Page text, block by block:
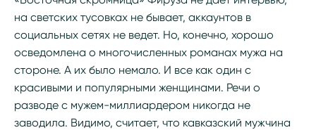
на светских тусовках не бывает, аккаунтов в
социальных сетях не ведет. Но, конечно, хорошо
осведомлена о многочисленных романах мужа на
стороне. А их было немало. И все как один с
красивыми и популярными женщинами. Речи о
разводе с мужем-миллиардером никогда не
заводила. Видимо, считает, что кавказский мужчина